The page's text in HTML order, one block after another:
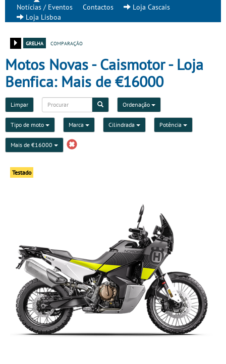
Notícias / Eventos
Contactos
Loja Cascais
Loja Lisboa
grelha comparação
Motos Novas - Caismotor - Loja
Benfica: Mais de €16000
Limpar Ordenação
Tipo de moto Marca Cilindrada Potência
Mais de €16000
Testado